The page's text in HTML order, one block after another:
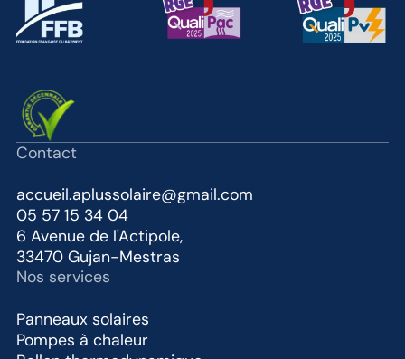
Contact
accueil.aplussolaire@gmail.com
05 57 15 34 04
6 Avenue de l'Actipole,
33470 Gujan-Mestras
Nos services
Panneaux solaires
Pompes à chaleur